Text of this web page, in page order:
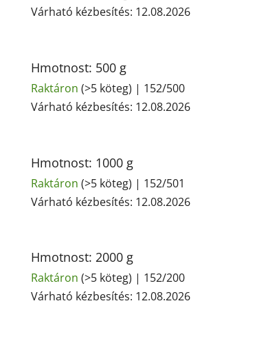
Várható kézbesítés: 12.08.2026
Hmotnost: 500 g
Raktáron (>5 köteg) | 152/500
Várható kézbesítés: 12.08.2026
Hmotnost: 1000 g
Raktáron (>5 köteg) | 152/501
Várható kézbesítés: 12.08.2026
Hmotnost: 2000 g
Raktáron (>5 köteg) | 152/200
Várható kézbesítés: 12.08.2026